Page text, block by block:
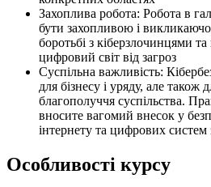
Захоплива робота: Робота в
бути захопливою і
боротьбі з кіберзлочинцями
цифровий світ від загроз
Суспільна важливість:
для бізнесу і уряду, але також
благополуччя суспільства.
вносите вагомий внесок у
інтернету та цифрових систем
Особливості курсу